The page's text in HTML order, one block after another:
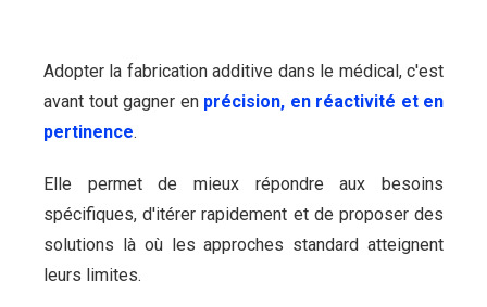
Adopter la fabrication additive dans le médical, c'est
avant tout gagner en précision, en réactivité et en
pertinence.
Elle permet de mieux répondre aux besoins
spécifiques, d'itérer rapidement et de proposer des
solutions là où les approches standard atteignent
leurs limites.